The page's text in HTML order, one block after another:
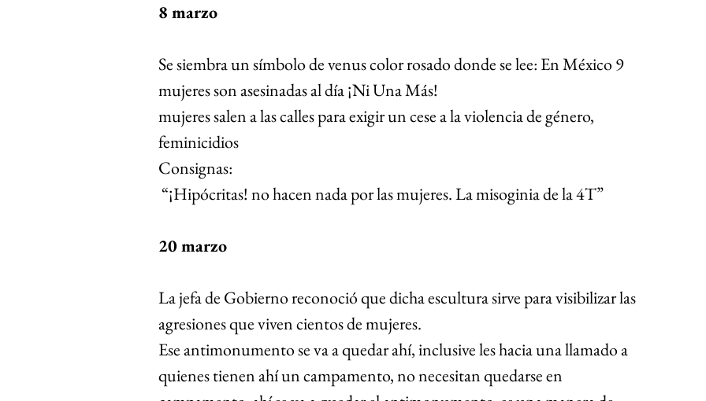
8 marzo
Se siembra un símbolo de venus color rosado donde se lee: En México 9
mujeres son asesinadas al día ¡Ni Una Más!
mujeres salen a las calles para exigir un cese a la violencia de género,
feminicidios
Consignas:
“¡Hipócritas! no hacen nada por las mujeres. La misoginia de la 4T”
20 marzo
La jefa de Gobierno reconoció que dicha escultura sirve para visibilizar las
agresiones que viven cientos de mujeres.
Ese antimonumento se va a quedar ahí, inclusive les hacia una llamado a
quienes tienen ahí un campamento, no necesitan quedarse en